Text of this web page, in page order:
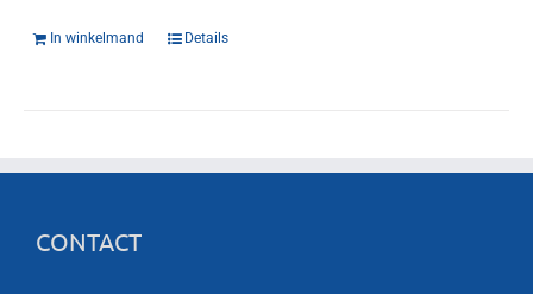
In winkelmand Details
CONTACT